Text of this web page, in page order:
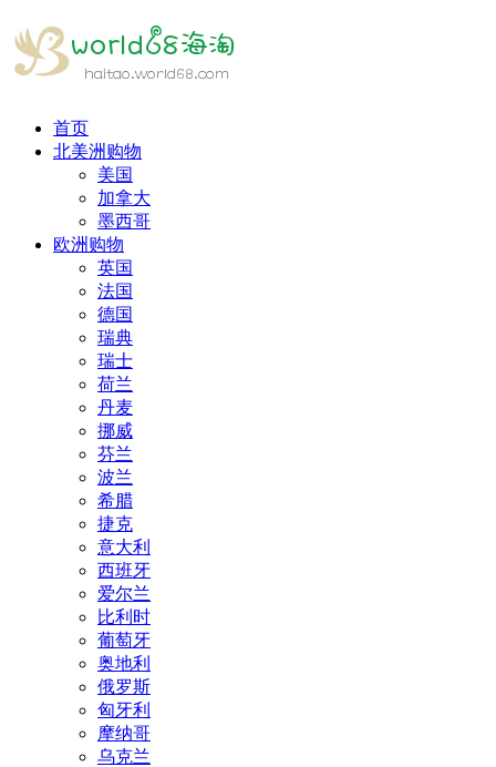
首页
北美洲购物
美国
加拿大
墨西哥
欧洲购物
英国
法国
德国
瑞典
瑞士
荷兰
丹麦
挪威
芬兰
波兰
希腊
捷克
意大利
西班牙
爱尔兰
比利时
葡萄牙
奥地利
俄罗斯
匈牙利
摩纳哥
乌克兰